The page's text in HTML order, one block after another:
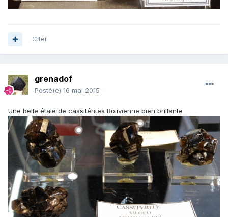
Citer
grenadof
Posté(e) 16 mai 2015
Une belle étale de cassitérites Bolivienne bien brillante